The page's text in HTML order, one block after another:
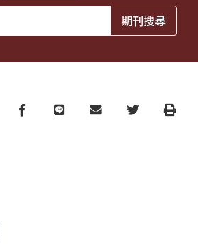
Facebook
line email TwitterPrint